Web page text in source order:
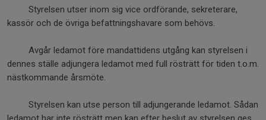
Styrelsen utser inom sig vice ordförande, sekreterare,
kassör och de övriga befattningshavare som behövs.
Avgår ledamot före mandattidens utgång kan styrelsen i
dennes ställe adjungera ledamot med full rösträtt för tiden t.o.m.
nästkommande årsmöte.
Styrelsen kan utse person till adjungerande ledamot. Sådan